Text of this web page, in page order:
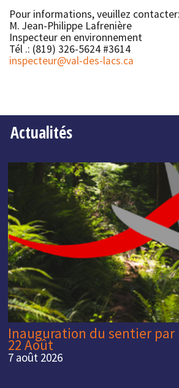
Pour informations, veuillez contacter:
M. Jean-Philippe Lafrenière
Inspecteur en environnement
Tél .: (819) 326-5624 #3614
inspecteur@val-des-lacs.ca
Actualités
Inauguration du sentier par
22 Août
7 août 2026